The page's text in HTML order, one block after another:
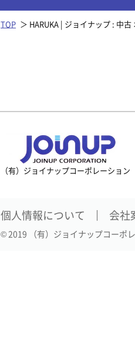
TOP HARUKA | ジョイナップ : 中
（有）ジョイナップコーポレーション
個人情報について 会社
© 2019 （有）ジョイナップコーポ